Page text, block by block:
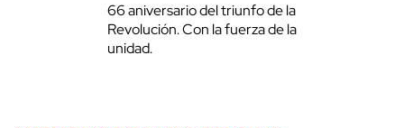
66 aniversario del triunfo de la
Revolución. Con la fuerza de la
unidad.